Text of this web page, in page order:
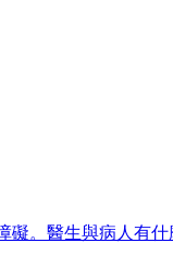
礙。醫生與病人有什